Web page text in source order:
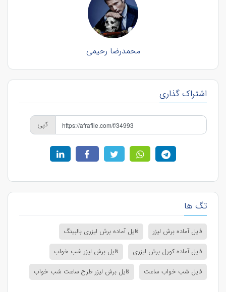
محمدرضا رحیمی
اشتراک گذاری
کپی
تگ ها
فایل آماده برش لیزر
فایل آماده برش لیزری بالبینگ
فایل آماده کورل برش لیزری
فایل برش لیزر شب خواب
فایل شب خواب ساعت
فایل برش لیزر طرح ساعت شب خواب